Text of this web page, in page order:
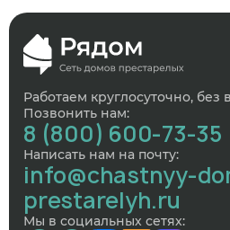
Работаем круглосуточно, без
Позвонить нам:
8 (800) 600-73-35
Написать нам на почту:
info@chastnyy-
prestarelyh.ru
Мы в социальных сетях: